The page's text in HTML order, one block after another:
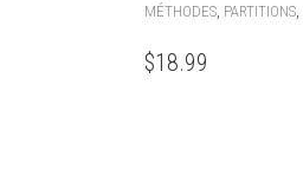
MÉTHODES PARTITIONS
$18.99